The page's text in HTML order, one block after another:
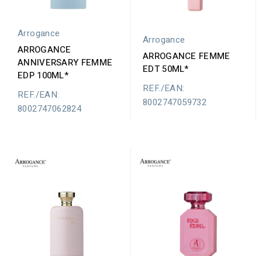
Arrogance
ARROGANCE
ANNIVERSARY FEMME
EDP 100ML*
REF./EAN:
8002747062824
Arrogance
ARROGANCE FEMME
EDT 50ML*
REF./EAN:
8002747059732